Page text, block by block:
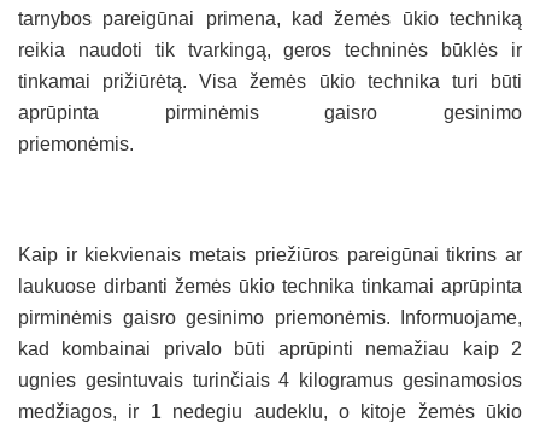
tarnybos pareigūnai primena, kad žemės ūkio techniką
reikia naudoti tik tvarkingą, geros techninės būklės ir
tinkamai prižiūrėtą. Visa žemės ūkio technika turi būti
aprūpinta pirminėmis gaisro gesinimo
priemonėmis.
Kaip ir kiekvienais metais priežiūros pareigūnai tikrins ar
laukuose dirbanti žemės ūkio technika tinkamai aprūpinta
pirminėmis gaisro gesinimo priemonėmis. Informuojame,
kad kombainai privalo būti aprūpinti nemažiau kaip 2
ugnies gesintuvais turinčiais 4 kilogramus gesinamosios
medžiagos, ir 1 nedegiu audeklu, o kitoje žemės ūkio